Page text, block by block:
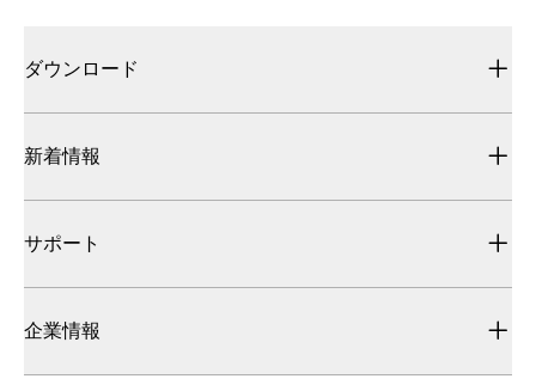
ダウンロード
新着情報
サポート
企業情報